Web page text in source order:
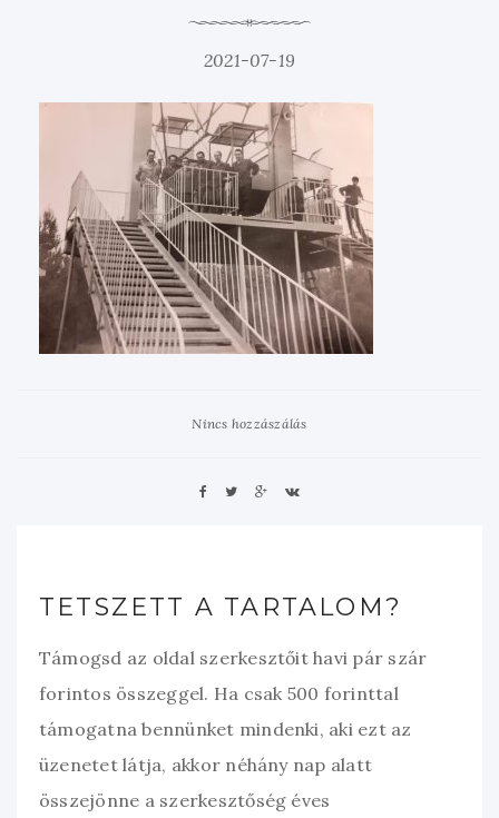
2021-07-19
Nincs hozzászálás
TETSZETT A TARTALOM?
Támogsd az oldal szerkesztőit havi pár szár
forintos összeggel. Ha csak 500 forinttal
támogatna bennünket mindenki, aki ezt az
üzenetet látja, akkor néhány nap alatt
összejönne a szerkesztőség éves